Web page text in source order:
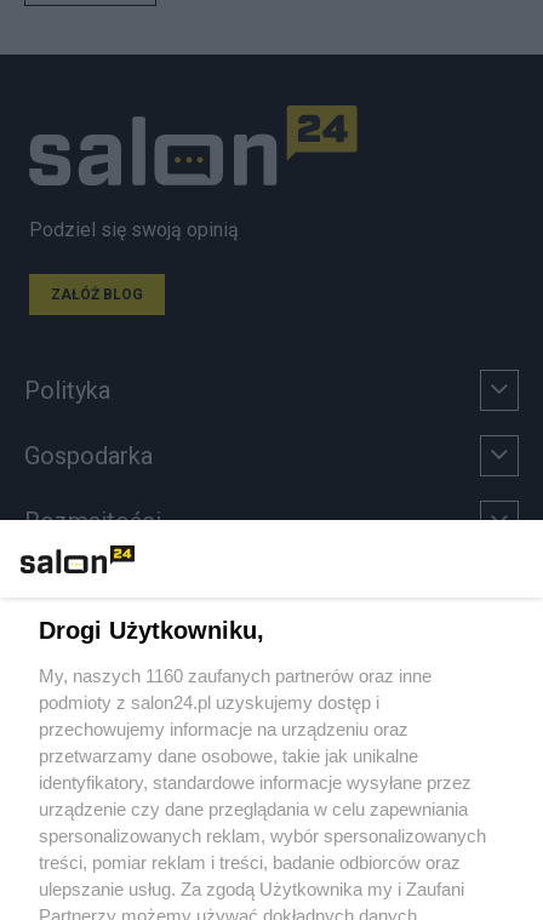
Podziel się swoją opinią
ZAŁÓŻ BLOG
Polityka
Gospodarka
Rozmaitości
Sport
Społeczeństwo
Kultura
X Facebook Instagram Youtube
Drogi Użytkowniku,
My, naszych 1160 zaufanych partnerów oraz inne
podmioty z salon24.pl uzyskujemy dostęp i
przechowujemy informacje na urządzeniu oraz
przetwarzamy dane osobowe, takie jak unikalne
identyfikatory, standardowe informacje wysyłane przez
urządzenie czy dane przeglądania w celu zapewniania
spersonalizowanych reklam, wybór spersonalizowanych
treści, pomiar reklam i treści, badanie odbiorców oraz
ulepszanie usług. Za zgodą Użytkownika my i Zaufani
Partnerzy możemy używać dokładnych danych